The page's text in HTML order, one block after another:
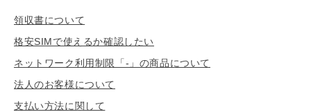
領収書について
格安SIMで使えるか確認したい
ネットワーク利用制限「-」の商品について
法人のお客様について
支払い方法に関して